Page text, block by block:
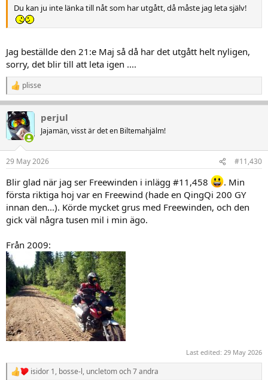
Du kan ju inte länka till nåt som har utgått, då måste jag leta själv!
Jag beställde den 21:e Maj så då har det utgått helt nyligen,
sorry, det blir till att leta igen ....
R
e
a
k
t
i
e
:
plisse
perjul
Jajamän, visst är det en Biltemahjälm!
29 May 2026 #11,430
Blir glad när jag ser Freewinden i inlägg #11,458
. Min
första riktiga hoj var en Freewind (hade en QingQi 200 GY
innan den...). Körde mycket grus med Freewinden, och den
gick väl några tusen mil i min ägo.
Från 2009:
Last edited: 29 May 2026
R
isidor 1, bosse-l, uncletomoch 7 andra